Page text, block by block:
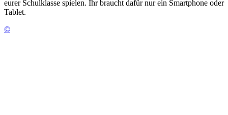
eurer Schulklasse spielen. Ihr braucht dafür nur ein Smartphone oder
Tablet.
©